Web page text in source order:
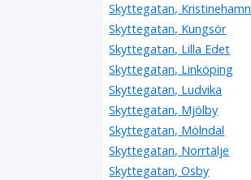
Skyttegatan, Kristinehamn
Skyttegatan, Kungsör
Skyttegatan, Lilla Edet
Skyttegatan, Linköping
Skyttegatan, Ludvika
Skyttegatan, Mjölby
Skyttegatan, Mölndal
Skyttegatan, Norrtälje
Skyttegatan, Osby